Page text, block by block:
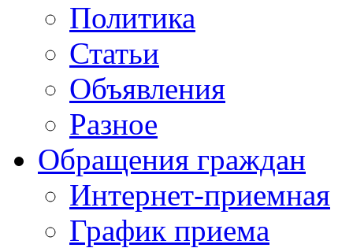
Политика
Статьи
Объявления
Разное
Обращения граждан
Интернет-приемная
График приема